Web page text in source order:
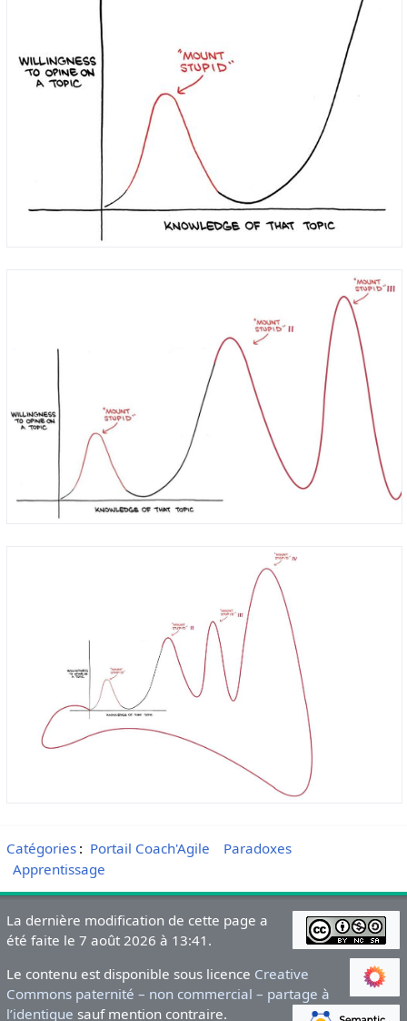
Catégories: Portail Coach'Agile
Paradoxes
Apprentissage
La dernière modification de cette page a
été faite le 7 août 2026 à 13:41.
Le contenu est disponible sous licence Creative
Commons paternité – non commercial – partage à
l’identique sauf mention contraire.